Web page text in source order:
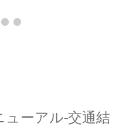
ューアル-交通結